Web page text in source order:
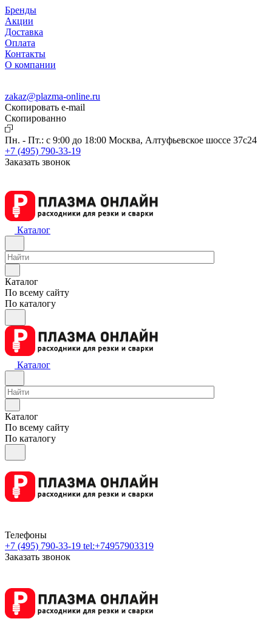
Бренды
Акции
Доставка
Оплата
Контакты
О компании
zakaz@plazma-online.ru
Скопировать e-mail
Cкопированно
Пн. - Пт.: с 9:00 до 18:00 Москва, Алтуфьевское шоссе 37с24
+7 (495) 790-33-19
Заказать звонок
Каталог
Каталог
По всему сайту
По каталогу
Каталог
Каталог
По всему сайту
По каталогу
Телефоны
+7 (495) 790-33-19 tel:+74957903319
Заказать звонок